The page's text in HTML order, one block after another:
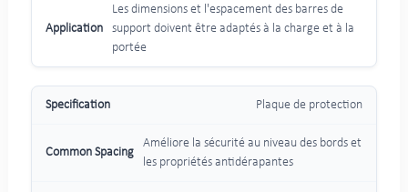
Les dimensions et l'espacement des barres de
support doivent être adaptés à la charge et à la
portée
Plaque de protection
Améliore la sécurité au niveau des bords et
les propriétés antidérapantes